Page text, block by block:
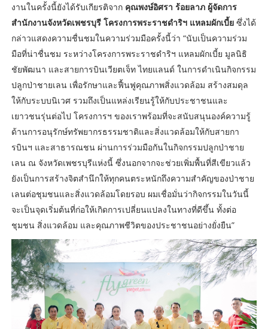
งานในครั้งนี้ยังได้รับเกียรติจาก คุณพงษ์อิศรา ร้อยลาภ ผู้จัดการ
สำนักงานจังหวัดเพชรบุรี โครงการพระราชดำริฯ แหลมผักเบี้ยซึ่งได้
กล่าวแสดงความชื่นชมในความร่วมมือครั้งนี้ว่า “นับเป็นความร่วม
มือที่น่าชื่นชม ระหว่างโครงการพระราชดำริฯ แหลมผักเบี้ย มูลนิธิ
ชัยพัฒนา และสายการบินเวียตเจ็ท ไทยแลนด์ ในการดำเนินกิจกรรม
ปลูกป่าชายเลน เพื่อรักษาและฟื้นฟูคุณภาพสิ่งแวดล้อม สร้างสมดุล
ให้กับระบบนิเวศ รวมถึงเป็นแหล่งเรียนรู้ให้กับประชาชนและ
เยาวชนรุ่นต่อไป โครงการฯ ของเราพร้อมที่จะสนับสนุนองค์ความรู้
ด้านการอนุรักษ์ทรัพยากรธรรมชาติและสิ่งแวดล้อมให้กับสายกา
รบินฯ และสาธารณชน ผ่านการร่วมมือกันในกิจกรรมปลูกป่าชาย
เลน ณ จังหวัดเพชรบุรีแห่งนี้ ซึ่งนอกจากจะช่วยเพิ่มพื้นที่สีเขียวแล้ว
ยังเป็นการสร้างจิตสำนึกให้ทุกคนตระหนักถึงความสำคัญของป่าชาย
เลนต่อชุมชนและสิ่งแวดล้อมโดยรอบ ผมเชื่อมั่นว่ากิจกรรมในวันนี้
จะเป็นจุดเริ่มต้นที่ก่อให้เกิดการเปลี่ยนแปลงในทางที่ดีขึ้น ทั้งต่อ
ชุมชน สิ่งแวดล้อม และคุณภาพชีวิตของประชาชนอย่างยั่งยืน”